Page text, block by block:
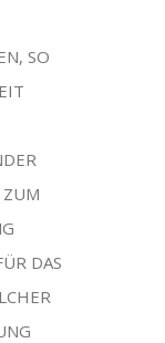
SO
ZUM
DAS